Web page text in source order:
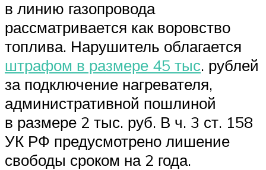
в линию газопровода
рассматривается как воровство
топлива. Нарушитель облагается
штрафом в размере 45 тыс. рублей
за подключение нагревателя,
административной пошлиной
в размере 2 тыс. руб. В ч. 3 ст. 158
УК РФ предусмотрено лишение
свободы сроком на 2 года.